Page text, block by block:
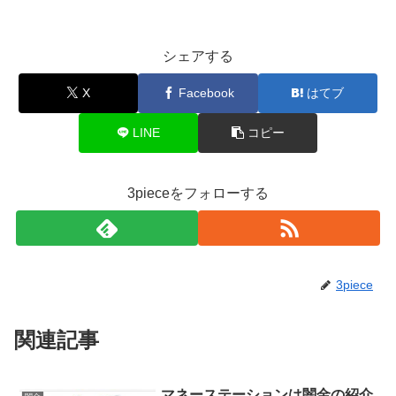
シェアする
X Facebook はてブ
LINE コピー
3pieceをフォローする
3piece
関連記事